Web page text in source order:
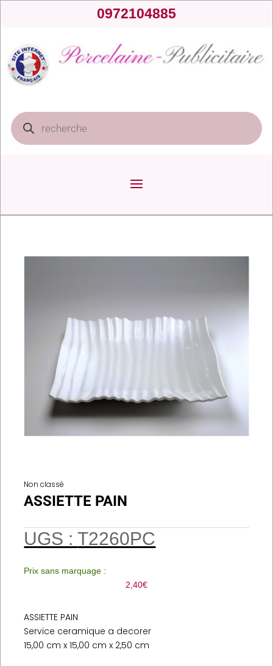
0972104885
Recherche
de
produits
Non classé
ASSIETTE PAIN
UGS :T2260PC
Prix sans marquage :
2,40€
ASSIETTE PAIN
Service ceramique a decorer
15,00 cm x 15,00 cm x 2,50 cm